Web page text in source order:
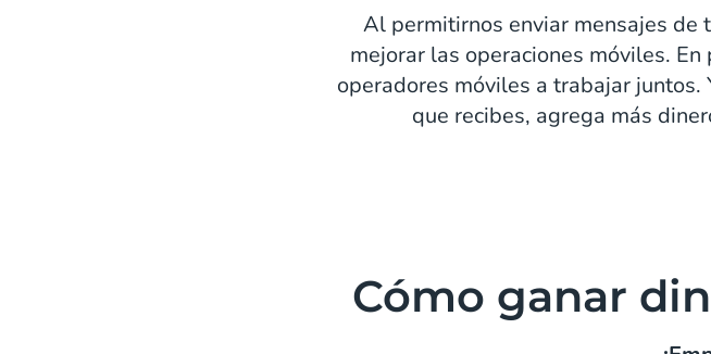
Al permitirnos enviar mensajes
mejorar las operaciones móviles.
operadores móviles a trabajar
que recibes, agrega más
Cómo ganar